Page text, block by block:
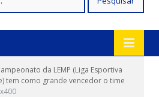
da LEMP (Liga Esportiva
tem como grande vencedor o time